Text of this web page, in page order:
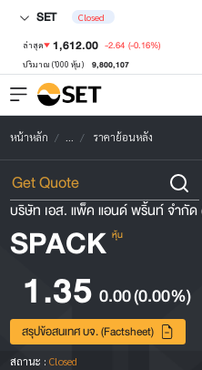
SET Closed
ล่าสุด 1,612.00 -2.64 (-0.16%)
ปริมาณ ('000 หุ้น) 9,800,107
หน้าหลัก ... ราคาย้อนหลัง
บริษัท เอส. แพ็ค แอนด์ พริ้นท์ จำกัด
SPACK หุ้น
1.35 0.00(0.00%)
สรุปข้อสนเทศ บจ. (Factsheet)
สถานะ : Closed